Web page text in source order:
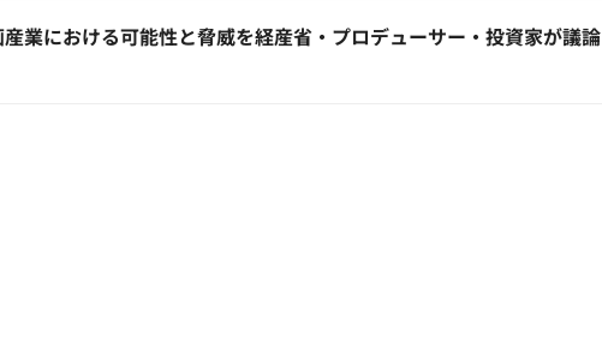
業における可能性と脅威を経産省・プロデューサー・投資家が議論